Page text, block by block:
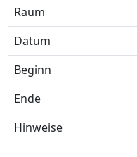
Raum
Datum
Beginn
Ende
Hinweise